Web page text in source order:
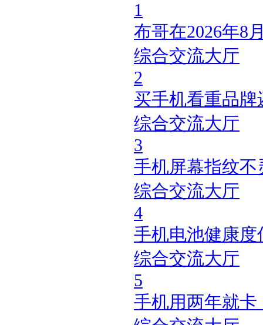
1
布哥在2026年8
综合交流大厅
2
买手机看重品
综合交流大厅
3
手机屏幕指纹
综合交流大厅
4
手机电池健康度
综合交流大厅
5
手机用两年就